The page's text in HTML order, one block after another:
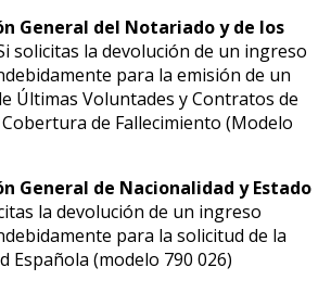
General del Notariado y de los
solicitas la devolución de un ingreso
para la emisión de un
Últimas Voluntades y Contratos de
de Fallecimiento (Modelo
General de Nacionalidad y Estado
la devolución de un ingreso
para la solicitud de la
Española (modelo 790 026)